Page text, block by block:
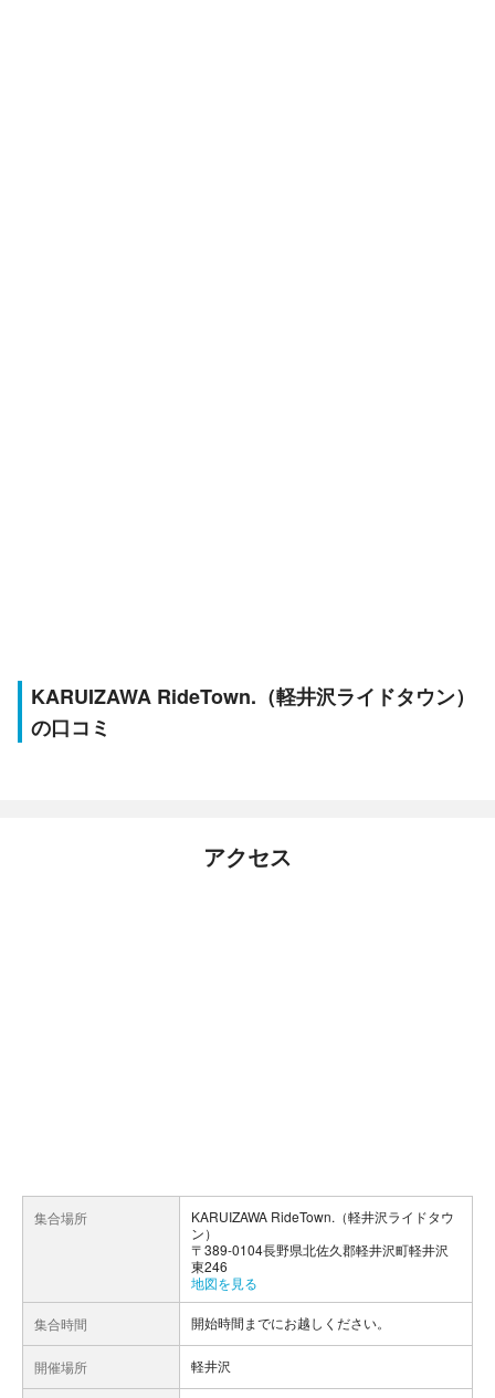
KARUIZAWA RideTown.（軽井沢ライドタウン）
の口コミ
アクセス
集合場所
KARUIZAWA RideTown.（軽井沢ライドタウ
ン）
〒389-0104長野県北佐久郡軽井沢町軽井沢
東246
地図を見る
集合時間 開始時間までにお越しください。
開催場所 軽井沢